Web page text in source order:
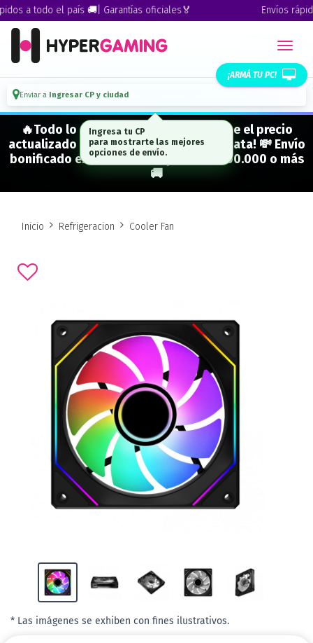
a todo el país 🚚| Garantías oficiales🏅 Envíos
¡ARMÁ TU PC!
Enviar a Ingresar CP y ciudad
🔥Todo lo que figura "EN STOCK" tiene el precio
actualizado y está para entrega inmediata! 💸 Envío
bonificado en CABA en compras de $500.000 o más
🚚
Inicio Refrigeracion Cooler Fan
* Las imágenes se exhiben con fines ilustrativos.
Ingresa tu CP
para mostrarte las mejores
opciones de envío.